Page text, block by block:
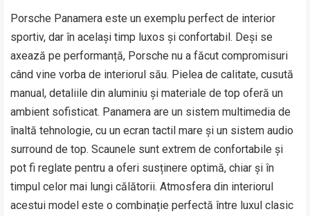
Porsche Panamera este un exemplu perfect de interior
sportiv, dar în același timp luxos și confortabil. Deși se
axează pe performanță, Porsche nu a făcut compromisuri
când vine vorba de interiorul său. Pielea de calitate, cusută
manual, detaliile din aluminiu și materiale de top oferă un
ambient sofisticat. Panamera are un sistem multimedia de
înaltă tehnologie, cu un ecran tactil mare și un sistem audio
surround de top. Scaunele sunt extrem de confortabile și
pot fi reglate pentru a oferi susținere optimă, chiar și în
timpul celor mai lungi călătorii. Atmosfera din interiorul
acestui model este o combinație perfectă între luxul clasic